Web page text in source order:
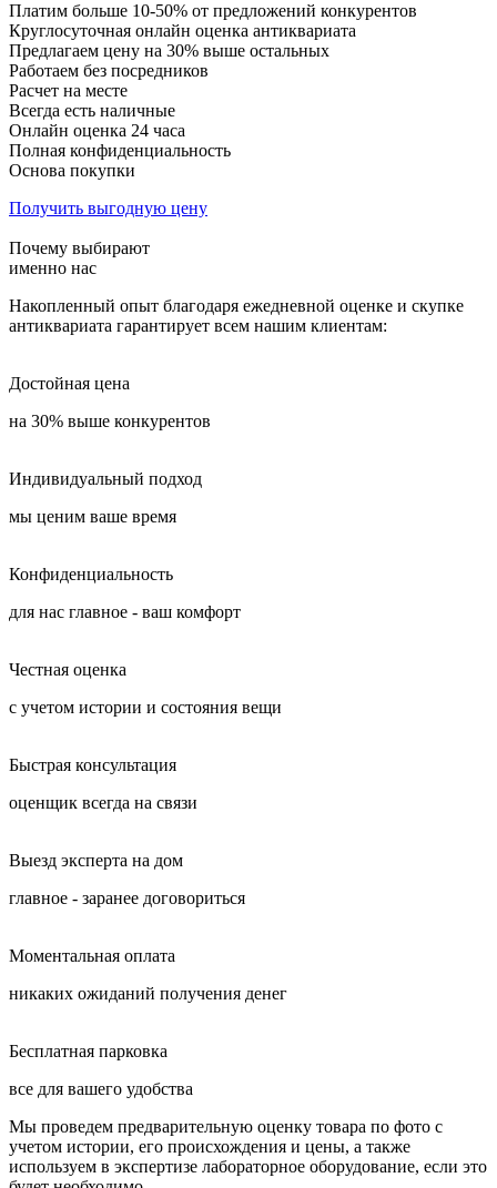
Платим больше 10-50% от предложений конкурентов
Круглосуточная онлайн оценка антиквариата
Предлагаем цену на 30% выше остальных
Работаем без посредников
Расчет на месте
Всегда есть наличные
Онлайн оценка 24 часа
Полная конфиденциальность
Основа покупки
Получить выгодную цену
Почему выбирают
именно нас
Накопленный опыт благодаря ежедневной оценке и скупке
антиквариата гарантирует всем нашим клиентам:
Достойная цена
на 30% выше конкурентов
Индивидуальный подход
мы ценим ваше время
Конфиденциальность
для нас главное - ваш комфорт
Честная оценка
с учетом истории и состояния вещи
Быстрая консультация
оценщик всегда на связи
Выезд эксперта на дом
главное - заранее договориться
Моментальная оплата
никаких ожиданий получения денег
Бесплатная парковка
все для вашего удобства
Мы проведем предварительную оценку товара по фото с
учетом истории, его происхождения и цены, а также
используем в экспертизе лабораторное оборудование, если это